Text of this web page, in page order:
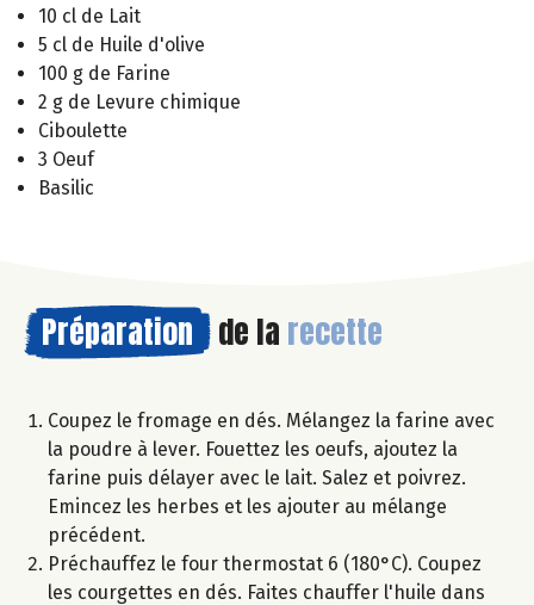
10 cl de Lait
5 cl de Huile d'olive
100 g de Farine
2 g de Levure chimique
Ciboulette
3 Oeuf
Basilic
Préparation de la recette
Coupez le fromage en dés. Mélangez la farine avec
la poudre à lever. Fouettez les oeufs, ajoutez la
farine puis délayer avec le lait. Salez et poivrez.
Emincez les herbes et les ajouter au mélange
précédent.
Préchauffez le four thermostat 6 (180°C). Coupez
les courgettes en dés. Faites chauffer l'huile dans